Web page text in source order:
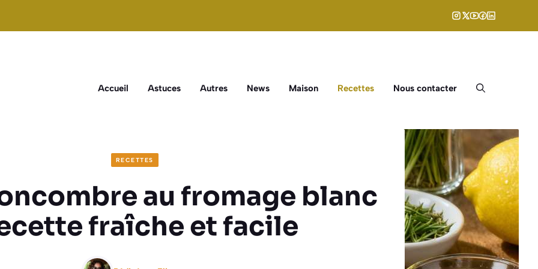
Accueil Astuces Autres News Maison Recettes Nous contacter
RECETTES
au fromage blanc
fraîche et facile